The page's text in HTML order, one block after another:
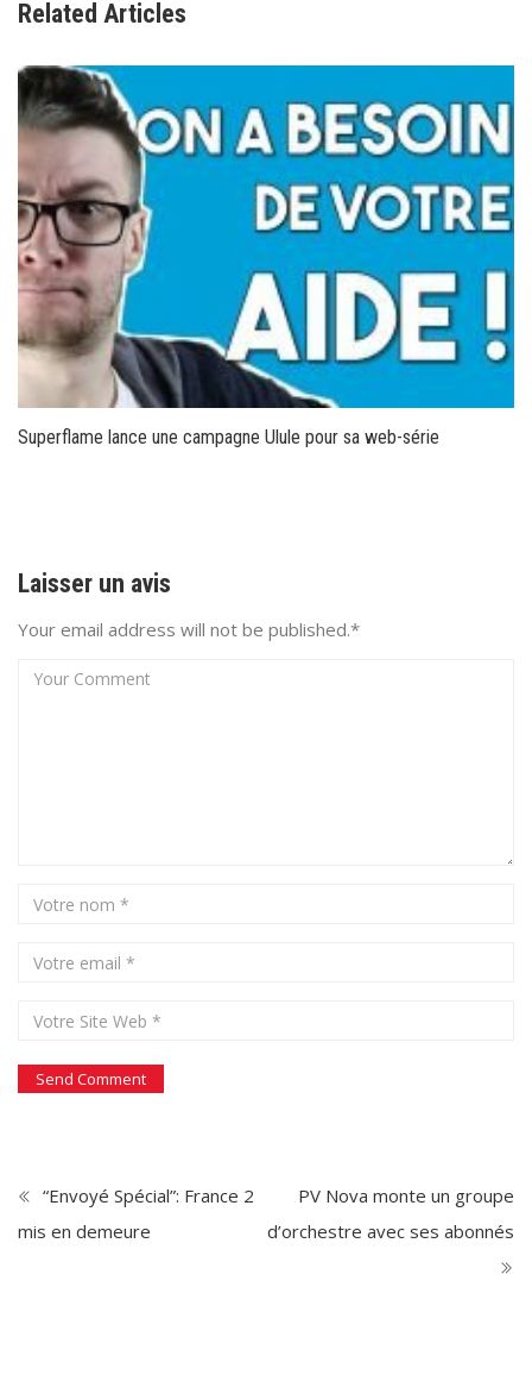
Related Articles
Superflame lance une campagne Ulule pour sa web-série
Laisser un avis
Your email address will not be published.*
“Envoyé Spécial”: France 2
mis en demeure
PV Nova monte un groupe
d’orchestre avec ses abonnés